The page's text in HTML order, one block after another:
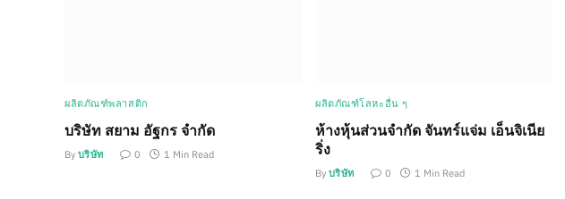
ผลิตภัณฑ์พลาสติก
บริษัท สยาม อัฐกร จำกัด
By บริษัท 0 1 Min Read
ผลิตภัณฑ์โลหะอื่น ๆ
ห้างหุ้นส่วนจำกัด จันทร์แจ่ม เอ็นจิเนีย
ริ่ง
By บริษัท 0 1 Min Read